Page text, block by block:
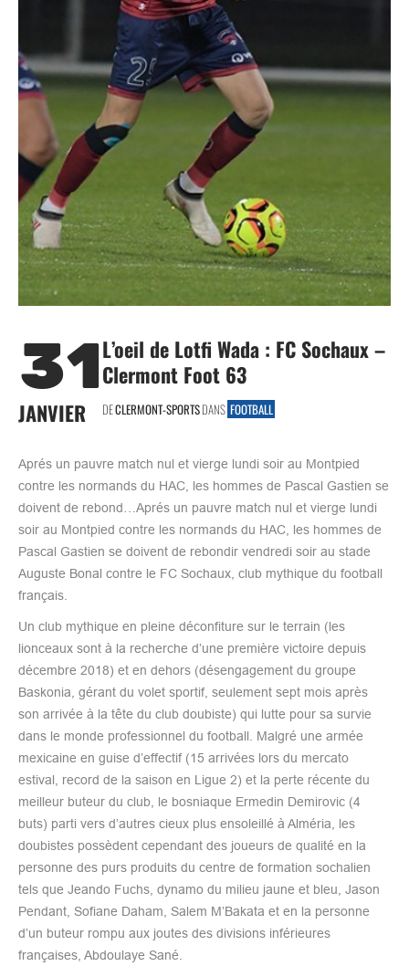
31
JANVIER
L’oeil de Lotfi Wada : FC Sochaux –
Clermont Foot 63
DECLERMONT-SPORTSDANS FOOTBALL
Aprés un pauvre match nul et vierge lundi soir au Montpied
contre les normands du HAC, les hommes de Pascal Gastien se
doivent de rebond…Aprés un pauvre match nul et vierge lundi
soir au Montpied contre les normands du HAC, les hommes de
Pascal Gastien se doivent de rebondir vendredi soir au stade
Auguste Bonal contre le FC Sochaux, club mythique du football
français.
Un club mythique en pleine déconfiture sur le terrain (les
lionceaux sont à la recherche d’une première victoire depuis
décembre 2018) et en dehors (désengagement du groupe
Baskonia, gérant du volet sportif, seulement sept mois après
son arrivée à la tête du club doubiste) qui lutte pour sa survie
dans le monde professionnel du football. Malgré une armée
mexicaine en guise d’effectif (15 arrivées lors du mercato
estival, record de la saison en Ligue 2) et la perte récente du
meilleur buteur du club, le bosniaque Ermedin Demirovic (4
buts) parti vers d’autres cieux plus ensoleillé à Alméria, les
doubistes possèdent cependant des joueurs de qualité en la
personne des purs produits du centre de formation sochalien
tels que Jeando Fuchs, dynamo du milieu jaune et bleu, Jason
Pendant, Sofiane Daham, Salem M’Bakata et en la personne
d’un buteur rompu aux joutes des divisions inférieures
françaises, Abdoulaye Sané.